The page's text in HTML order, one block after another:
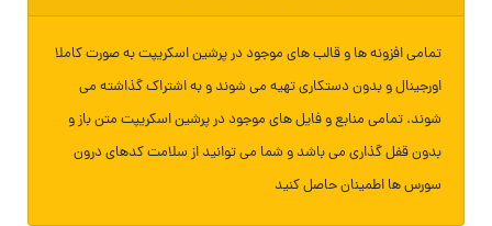
تمامی افزونه ها و قالب های موجود در پرشین اسکریپت به صورت کاملا
اورجینال و بدون دستکاری تهیه می شوند و به اشتراک گذاشته می
شوند. تمامی منابع و فایل های موجود در پرشین اسکریپت متن باز و
بدون قفل گذاری می باشد و شما می توانید از سلامت کدهای درون
سورس ها اطمینان حاصل کنید